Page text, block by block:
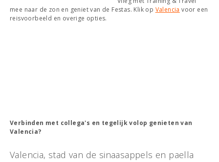
mee naar de zon en geniet van de Festas. Klik op Valencia voor een
reisvoorbeeld en overige opties.
Verbinden met collega's en tegelijk volop genieten van
Valencia?
Valencia, stad van de sinaasappels en paella